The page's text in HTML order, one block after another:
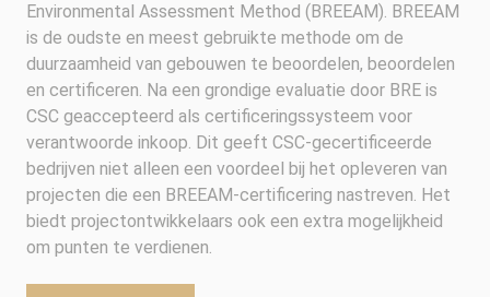
Environmental Assessment Method (BREEAM). BREEAM
is de oudste en meest gebruikte methode om de
duurzaamheid van gebouwen te beoordelen, beoordelen
en certificeren. Na een grondige evaluatie door BRE is
CSC geaccepteerd als certificeringssysteem voor
verantwoorde inkoop. Dit geeft CSC-gecertificeerde
bedrijven niet alleen een voordeel bij het opleveren van
projecten die een BREEAM-certificering nastreven. Het
biedt projectontwikkelaars ook een extra mogelijkheid
om punten te verdienen.